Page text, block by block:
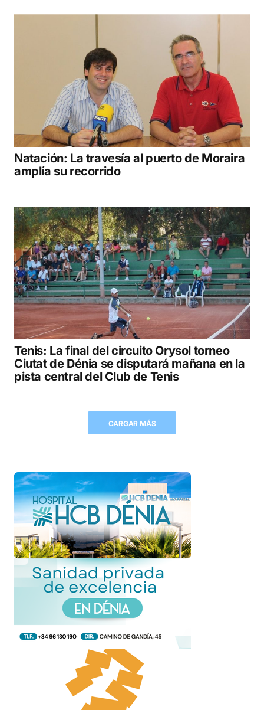
Natación: La travesía al puerto de Moraira
amplía su recorrido
Tenis: La final del circuito Orysol torneo
Ciutat de Dénia se disputará mañana en la
pista central del Club de Tenis
CARGAR MÁS